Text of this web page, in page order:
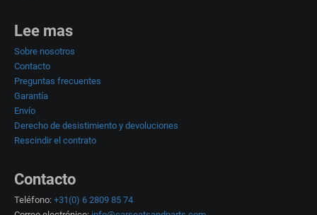
Lee mas
Sobre nosotros
Contacto
Preguntas frecuentes
Garantía
Envío
Derecho de desistimiento y devoluciones
Rescindir el contrato
Contacto
Teléfono: +31(0) 6 2809 85 74